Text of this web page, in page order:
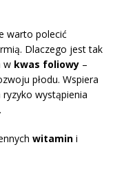
warto polecić
Dlaczego jest tak
w kwas foliowy –
płodu. Wspiera
wystąpienia
witamin i